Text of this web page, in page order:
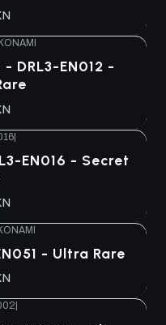
KONAMI
DRL3-EN012 -
|
EN016 - Secret
- Ultra Rare